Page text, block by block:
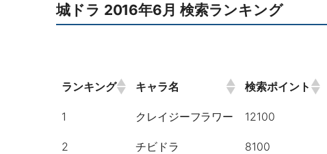
城ドラ 2016年6月 検索ランキング
ランキング キャラ名 検索ポイント
1 クレイジーフラワー 12100
2 チビドラ 8100